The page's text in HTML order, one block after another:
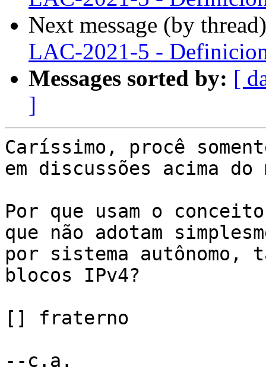
Next message (by
LAC-2021-5 -
Messages sorted by: [
]
Caríssimo, procê
em discussões acima
Por que usam o
que não adotam
por sistema autônomo,
blocos IPv4?
[] fraterno
--c.a.